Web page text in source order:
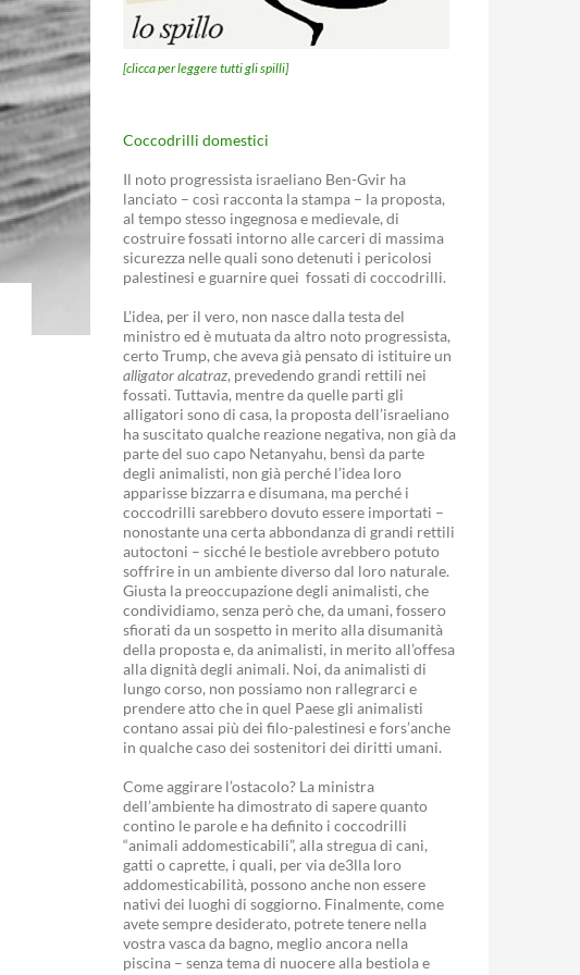
[clicca per leggere tutti gli spilli]
Coccodrilli domestici
Il noto progressista israeliano Ben-Gvir ha
lanciato – così racconta la stampa – la proposta,
al tempo stesso ingegnosa e medievale, di
costruire fossati intorno alle carceri di massima
sicurezza nelle quali sono detenuti i pericolosi
palestinesi e guarnire quei fossati di coccodrilli.
L’idea, per il vero, non nasce dalla testa del
ministro ed è mutuata da altro noto progressista,
certo Trump, che aveva già pensato di istituire un
alligator alcatraz, prevedendo grandi rettili nei
fossati. Tuttavia, mentre da quelle parti gli
alligatori sono di casa, la proposta dell’israeliano
ha suscitato qualche reazione negativa, non già da
parte del suo capo Netanyahu, bensì da parte
degli animalisti, non già perché l’idea loro
apparisse bizzarra e disumana, ma perché i
coccodrilli sarebbero dovuto essere importati –
nonostante una certa abbondanza di grandi rettili
autoctoni – sicché le bestiole avrebbero potuto
soffrire in un ambiente diverso dal loro naturale.
Giusta la preoccupazione degli animalisti, che
condividiamo, senza però che, da umani, fossero
sfiorati da un sospetto in merito alla disumanità
della proposta e, da animalisti, in merito all’offesa
alla dignità degli animali. Noi, da animalisti di
lungo corso, non possiamo non rallegrarci e
prendere atto che in quel Paese gli animalisti
contano assai più dei filo-palestinesi e fors’anche
in qualche caso dei sostenitori dei diritti umani.
Come aggirare l’ostacolo? La ministra
dell’ambiente ha dimostrato di sapere quanto
contino le parole e ha definito i coccodrilli
“animali addomesticabili”, alla stregua di cani,
gatti o caprette, i quali, per via de3lla loro
addomesticabilità, possono anche non essere
nativi dei luoghi di soggiorno. Finalmente, come
avete sempre desiderato, potrete tenere nella
vostra vasca da bagno, meglio ancora nella
piscina – senza tema di nuocere alla bestiola e